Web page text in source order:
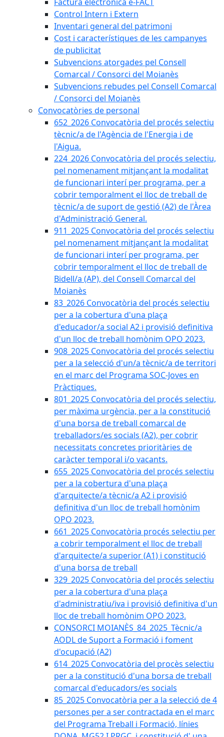
Control Intern i Extern
Inventari general del patrimoni
Cost i característiques de les campanyes
de publicitat
Subvencions atorgades pel Consell
Comarcal / Consorci del Moianès
Subvencions rebudes pel Consell Comarcal
/ Consorci del Moianès
Convocatòries de personal
652_2026 Convocatòria del procés selectiu
tècnic/a de l'Agència de l'Energia i de
l'Aigua.
224_2026 Convocatòria del procés selectiu,
pel nomenament mitjançant la modalitat
de funcionari interí per programa, per a
cobrir temporalment el lloc de treball de
tècnic/a de suport de gestió (A2) de l'Àrea
d'Administració General.
911_2025 Convocatòria del procés selectiu
pel nomenament mitjançant la modalitat
de funcionari interí per programa, per
cobrir temporalment el lloc de treball de
Bidell/a (AP), del Consell Comarcal del
Moianès
83_2026 Convocatòria del procés selectiu
per a la cobertura d'una plaça
d'educador/a social A2 i provisió definitiva
d'un lloc de treball homònim OPO 2023.
908_2025 Convocatòria del procés selectiu
per a la selecció d'un/a tècnic/a de territori
en el marc del Programa SOC-Joves en
Pràctiques.
801_2025 Convocatòria del procés selectiu,
per màxima urgència, per a la constitució
d'una borsa de treball comarcal de
treballadors/es socials (A2), per cobrir
necessitats concretes prioritàries de
caràcter temporal i/o vacants.
655_2025 Convocatòria del procés selectiu
per a la cobertura d'una plaça
d'arquitecte/a tècnic/a A2 i provisió
definitiva d'un lloc de treball homònim
OPO 2023.
661_2025 Convocatòria procés selectiu per
a cobrir temporalment el lloc de treball
d'arquitecte/a superior (A1) i constitució
d'una borsa de treball
329_2025 Convocatòria del procés selectiu
per a la cobertura d'una plaça
d'administratiu/iva i provisió definitiva d'un
lloc de treball homònim OPO 2023.
CONSORCI MOIANÈS_84_2025_Tècnic/a
AODL de Suport a Formació i foment
d'ocupació (A2)
614_2025 Convocatòria del procès selectiu
per a la constitució d'una borsa de treball
comarcal d'educadors/es socials
85_2025 Convocatòria per a la selecció de 4
persones per a ser contractada en el marc
del Programa Treball i Formació, línies